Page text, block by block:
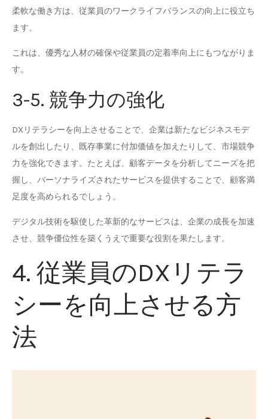
柔軟な働き方は、従業員のワークライフバランスの向上に役立ち
ます。
これは、優秀な人材の確保や従業員の定着率向上にもつながりま
す。
3-5. 競争力の強化
DXリテラシーを向上させることで、企業は新たなビジネスモデ
ルを創出したり、既存事業に付加価値を加えたりして、市場競争
力を強化できます。たとえば、顧客データを分析してニーズを把
握し、パーソナライズされたサービスを提供することで、顧客満
足度を高められるでしょう。
デジタル技術を駆使した革新的なサービスは、企業の成長を加速
させ、競争優位性を築くうえで重要な役割を果たします。
4. 従業員のDXリテラ
シーを向上させる方
法